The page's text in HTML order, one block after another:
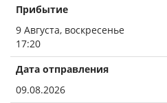
Прибытие
9 Августа, воскресенье
17:20
Дата отправления
09.08.2026